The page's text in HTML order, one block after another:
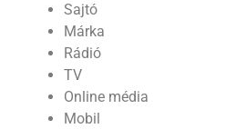
Sajtó
Márka
Rádió
TV
Online média
Mobil